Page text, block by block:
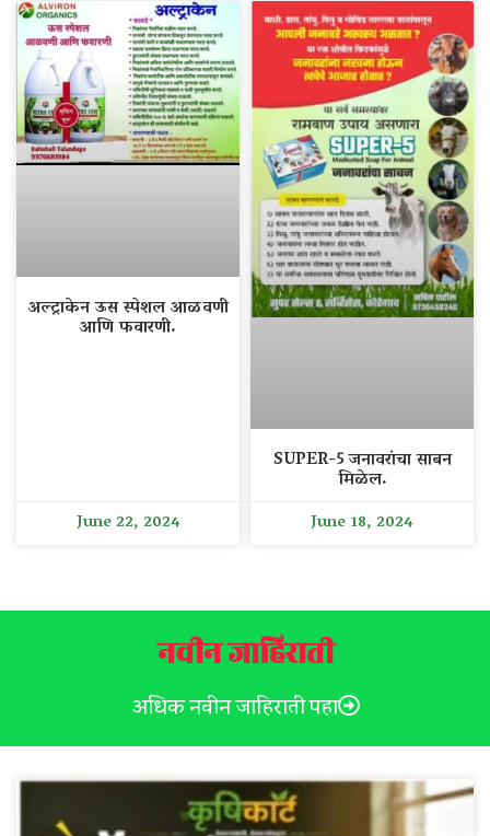
अल्ट्राकेन ऊस स्पेशल आळवणी
आणि फवारणी.
June 22, 2024
SUPER-5 जनावरांचा साबन
मिळेल.
June 18, 2024
नवीन जाहिराती
अधिक नवीन जाहिराती पहा